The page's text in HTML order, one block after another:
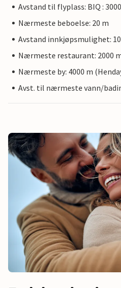
Avstand til flyplass: BIQ :
Nærmeste beboelse: 20 m
Avstand innkjøpsmulighet:
Nærmeste restaurant: 2000
Nærmeste by: 4000 m
Avst. til nærmeste vann/